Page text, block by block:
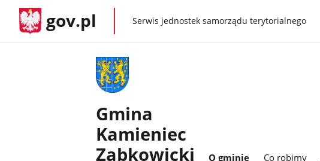
gov.pl gov.plSerwis jednostek samorządu terytorialnego
Gmina
Kamieniec
Ząbkowicki
O gminie Co robimy